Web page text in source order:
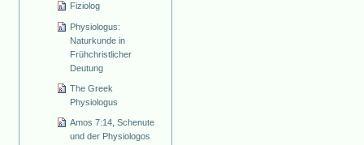
Fiziolog
Physiologus:
Naturkunde in
Frühchristlicher
Deutung
The Greek
Physiologus
Amos 7:14, Schenute
und der Physiologos